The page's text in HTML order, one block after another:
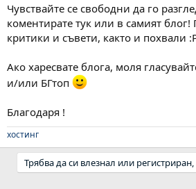
Чувствайте се свободни да го
коментирате тук или в самият
критики и съвети, както и похвали
Ако харесвате блога, моля
и/или БГтоп
Благодаря !
хостинг
Трябва да си влезнал или